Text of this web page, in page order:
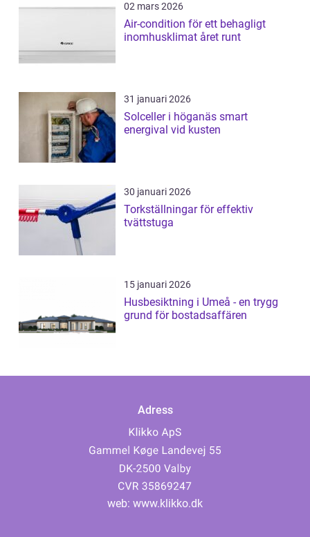
02 mars 2026
Air-condition för ett behagligt
inomhusklimat året runt
31 januari 2026
Solceller i höganäs smart
energival vid kusten
30 januari 2026
Torkställningar för effektiv
tvättstuga
15 januari 2026
Husbesiktning i Umeå - en trygg
grund för bostadsaffären
Adress
web: www.klikko.dk